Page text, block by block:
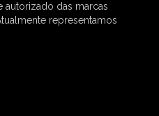
autorizado das marcas
representamos